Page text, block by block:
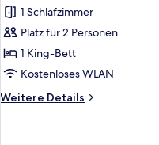
Deluxe-
Zimmer,
1 King-
Bett
1 Schlafzimmer
Platz für 2 Personen
1 King-Bett
Kostenloses WLAN
Weitere Details
Weitere